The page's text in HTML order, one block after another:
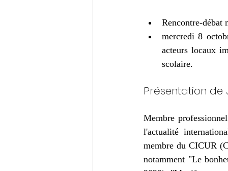
Rencontre-débat
mercredi 8
acteurs locaux
scolaire.
Présentation
Membre
l'actualité
membre du CICUR
notamment "Le